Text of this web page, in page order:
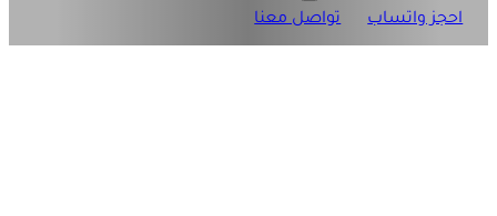
احجز واتساب تواصل معنا